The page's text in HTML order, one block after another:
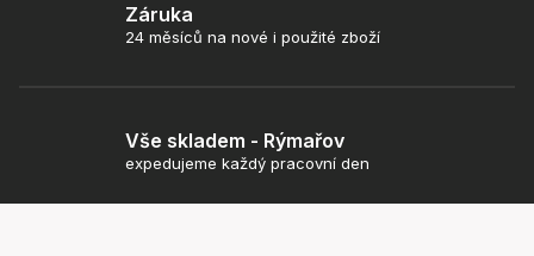
Záruka
24 měsíců na nové i použité zboží
Vše skladem - Rýmařov
expedujeme každý pracovní den